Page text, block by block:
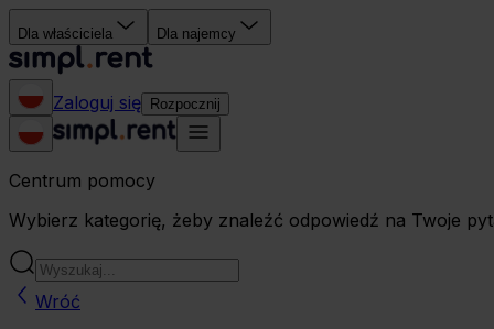
Dla właściciela Dla najemcy
Zaloguj się Rozpocznij
Centrum pomocy
Wybierz kategorię, żeby znaleźć odpowiedź na Twoje
Wróć